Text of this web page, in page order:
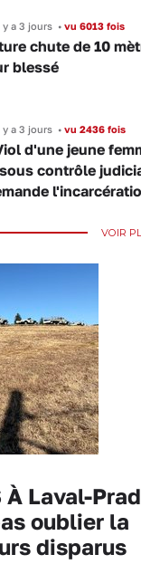
y a 3 jours •vu 6013 fois
chute de 10
blessé
y a 3 jours •vu 2436 fois
d'une jeune
contrôle
VOIR
À Laval-
oublier la
disparus